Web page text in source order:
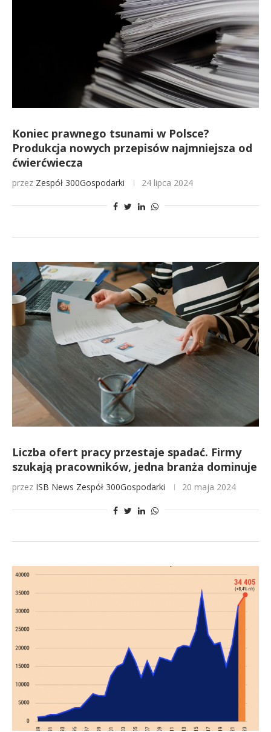
Koniec prawnego tsunami w Polsce?
Produkcja nowych przepisów najmniejsza od
ćwierćwiecza
przez Zespół 300Gospodarki 24 lipca 2024
Liczba ofert pracy przestaje spadać. Firmy
szukają pracowników, jedna branża dominuje
przez ISB News Zespół 300Gospodarki 20 maja 2024